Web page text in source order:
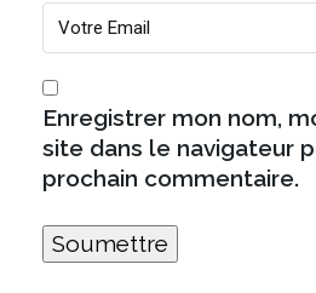
Enregistrer mon nom,
site dans le navigateur
prochain commentaire.